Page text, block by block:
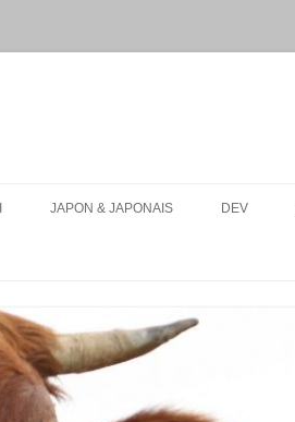
JAPON & JAPONAIS
RESSOURCES
CONSEILS D’ORGANISATION
DEV